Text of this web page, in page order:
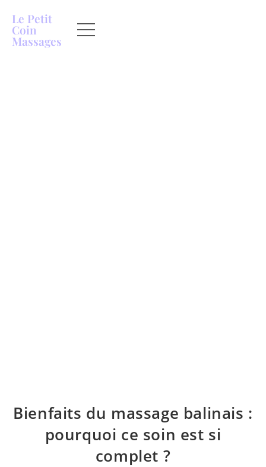
Le Petit
Coin
Massages
Bienfaits du massage balinais :
pourquoi ce soin est si
complet ?